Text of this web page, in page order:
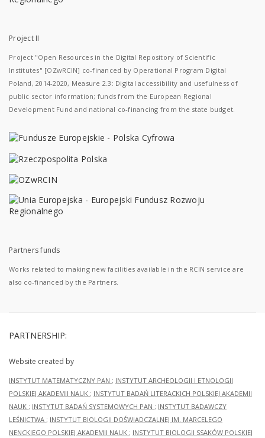
Project II
Project "Open Resources in the Digital Repository of Scientific
Institutes" [OZwRCIN] co-financed by Operational Program Digital
Poland, 2014-2020, Measure 2.3: Digital accessibility and usefulness of
public sector information; funds from the European Regional
Development Fund and national co-financing from the state budget.
Partners funds
Works related to making new facilities available in the RCIN service are
also co-financed by the Partners.
PARTNERSHIP:
Website created by
INSTYTUT MATEMATYCZNY PAN ; INSTYTUT ARCHEOLOGII I ETNOLOGII
POLSKIEJ AKADEMII NAUK ; INSTYTUT BADAŃ LITERACKICH POLSKIEJ AKADEMII
NAUK ; INSTYTUT BADAŃ SYSTEMOWYCH PAN ; INSTYTUT BADAWCZY
LEŚNICTWA ; INSTYTUT BIOLOGII DOŚWIADCZALNEJ IM. MARCELEGO
NENCKIEGO POLSKIEJ AKADEMII NAUK ; INSTYTUT BIOLOGII SSAKÓW POLSKIEJ